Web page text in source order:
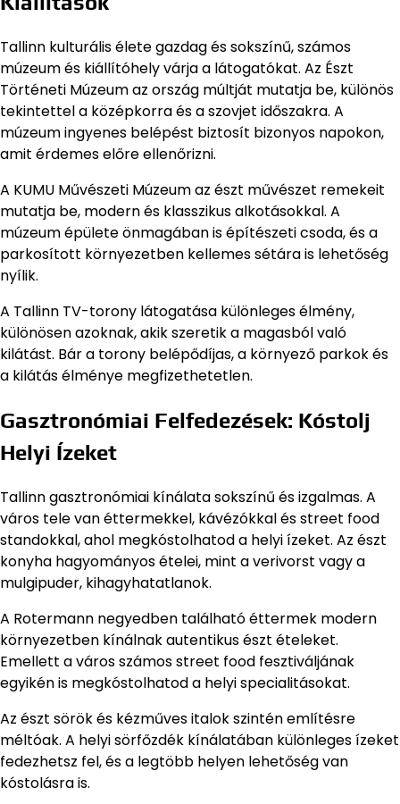
Tallinn kulturális élete gazdag és sokszínű, számos
múzeum és kiállítóhely várja a látogatókat. Az Észt
Történeti Múzeum az ország múltját mutatja be, különös
tekintettel a középkorra és a szovjet időszakra. A
múzeum ingyenes belépést biztosít bizonyos napokon,
amit érdemes előre ellenőrizni.
A KUMU Művészeti Múzeum az észt művészet remekeit
mutatja be, modern és klasszikus alkotásokkal. A
múzeum épülete önmagában is építészeti csoda, és a
parkosított környezetben kellemes sétára is lehetőség
nyílik.
A Tallinn TV-torony látogatása különleges élmény,
különösen azoknak, akik szeretik a magasból való
kilátást. Bár a torony belépődíjas, a környező parkok és
a kilátás élménye megfizethetetlen.
Gasztronómiai Felfedezések: Kóstolj
Helyi Ízeket
Tallinn gasztronómiai kínálata sokszínű és izgalmas. A
város tele van éttermekkel, kávézókkal és street food
standokkal, ahol megkóstolhatod a helyi ízeket. Az észt
konyha hagyományos ételei, mint a verivorst vagy a
mulgipuder, kihagyhatatlanok.
A Rotermann negyedben található éttermek modern
környezetben kínálnak autentikus észt ételeket.
Emellett a város számos street food fesztiváljának
egyikén is megkóstolhatod a helyi specialitásokat.
Az észt sörök és kézműves italok szintén említésre
méltóak. A helyi sörfőzdék kínálatában különleges ízeket
fedezhetsz fel, és a legtöbb helyen lehetőség van
kóstolásra is.